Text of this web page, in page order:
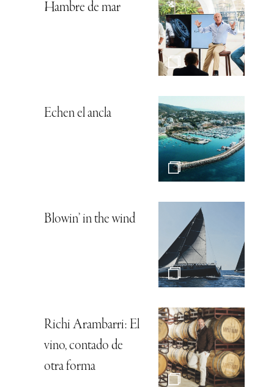
Hambre de mar
Echen el ancla
Blowin’ in the wind
Richi Arambarri: El
vino, contado de
otra forma